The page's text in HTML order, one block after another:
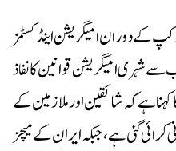
کپ کے دوران امیگریشن اینڈ کسٹمز
شہری امیگریشن قوانین کا نفاذ
کہنا ہے کہ شائقین اور ملازمین کے
کرائی گئی ہے، جبکہ ایران کے میچز